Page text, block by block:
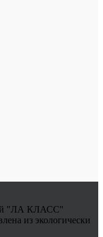
"ЛА КЛАСС"
из экологически